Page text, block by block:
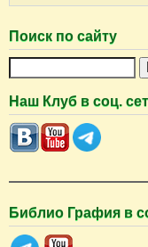
Поиск по сайту
и
с
к
Наш Клуб в соц.
Библио Графия в